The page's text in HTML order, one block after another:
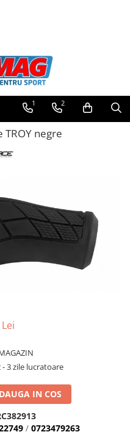
1 2
TROY negre
- 3 zile lucratoare
IN COS
/ 0723479263